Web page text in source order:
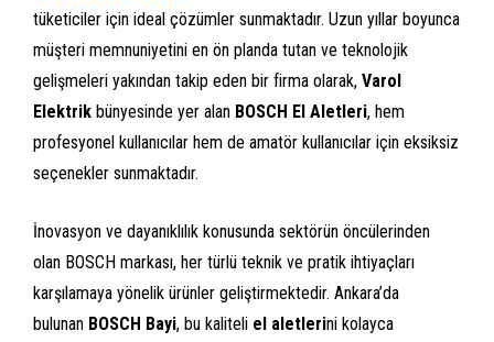
tüketiciler için ideal çözümler sunmaktadır. Uzun yıllar boyunca
müşteri memnuniyetini en ön planda tutan ve teknolojik
gelişmeleri yakından takip eden bir firma olarak, Varol
Elektrik bünyesinde yer alan BOSCH El Aletleri, hem
profesyonel kullanıcılar hem de amatör kullanıcılar için eksiksiz
seçenekler sunmaktadır.
İnovasyon ve dayanıklılık konusunda sektörün öncülerinden
olan BOSCH markası, her türlü teknik ve pratik ihtiyaçları
karşılamaya yönelik ürünler geliştirmektedir. Ankara’da
bulunan BOSCH Bayi, bu kaliteli el aletlerini kolayca